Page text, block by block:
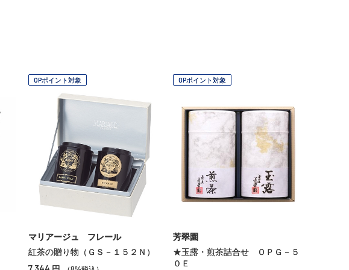
OPポイント対象
マリアージュ フレール
紅茶の贈り物（ＧＳ－１５２Ｎ）
OPポイント対象
芳翠園
★玉露・煎茶詰合せ ＯＰＧ－５
０Ｅ